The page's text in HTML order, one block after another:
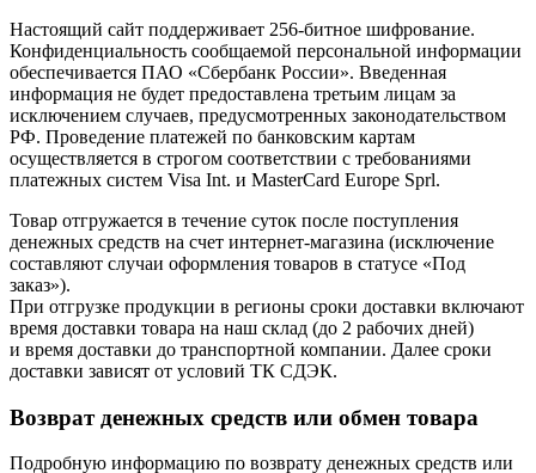
Настоящий сайт поддерживает 256-битное шифрование.
Конфиденциальность сообщаемой персональной информации
обеспечивается ПАО «Сбербанк России». Введенная
информация не будет предоставлена третьим лицам за
исключением случаев, предусмотренных законодательством
РФ. Проведение платежей по банковским картам
осуществляется в строгом соответствии с требованиями
платежных систем Visa Int. и MasterCard Europe Sprl.
Товар отгружается в течение суток после поступления
денежных средств на счет интернет-магазина (исключение
составляют случаи оформления товаров в статусе «Под
заказ»).
При отгрузке продукции в регионы сроки доставки включают
время доставки товара на наш склад (до 2 рабочих дней)
и время доставки до транспортной компании. Далее сроки
доставки зависят от условий ТК CДЭК.
Возврат денежных средств или обмен товара
Подробную информацию по возврату денежных средств или